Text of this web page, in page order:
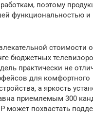
поэтому
функциональностью
стоимости
бюджетных
практически не
для комфортного
а яркость
приемлемым 300
может похвастать